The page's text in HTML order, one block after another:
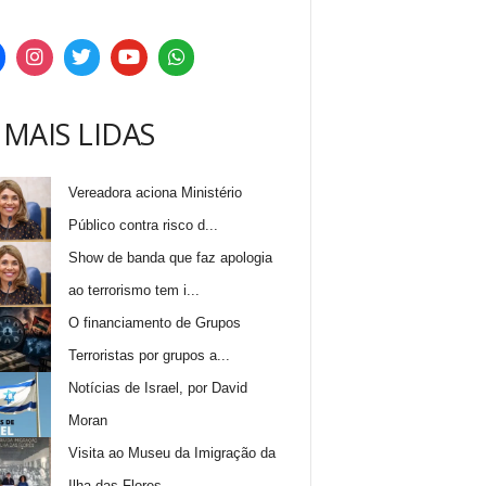
LIDAS
Vereadora aciona Ministério
Público contra risco d...
Show de banda que faz apologia
ao terrorismo tem i...
O financiamento de Grupos
Terroristas por grupos a...
Notícias de Israel, por David
Moran
Visita ao Museu da Imigração da